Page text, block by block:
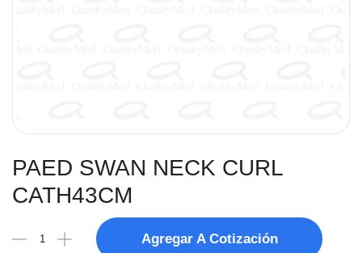
PAED SWAN NECK CURL
CATH43CM
Agregar A Cotización